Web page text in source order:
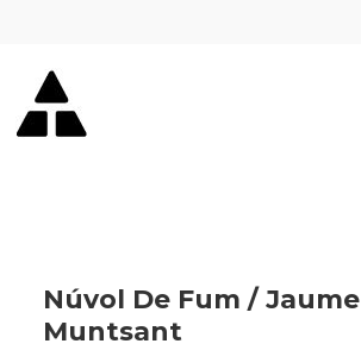
Núvol De Fum / Jaume
Muntsant